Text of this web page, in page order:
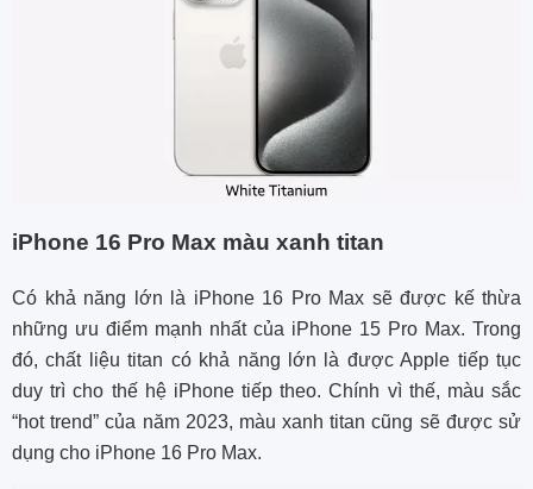
iPhone 16 Pro Max màu xanh titan
Có khả năng lớn là iPhone 16 Pro Max sẽ được kế thừa
những ưu điểm mạnh nhất của iPhone 15 Pro Max. Trong
đó, chất liệu titan có khả năng lớn là được Apple tiếp tục
duy trì cho thế hệ iPhone tiếp theo. Chính vì thế, màu sắc
“hot trend” của năm 2023, màu xanh titan cũng sẽ được sử
dụng cho iPhone 16 Pro Max.